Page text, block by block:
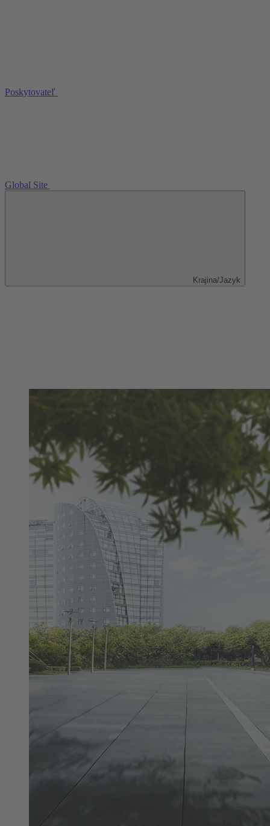
Poskytovateľ
Global Site
Krajina/Jazyk